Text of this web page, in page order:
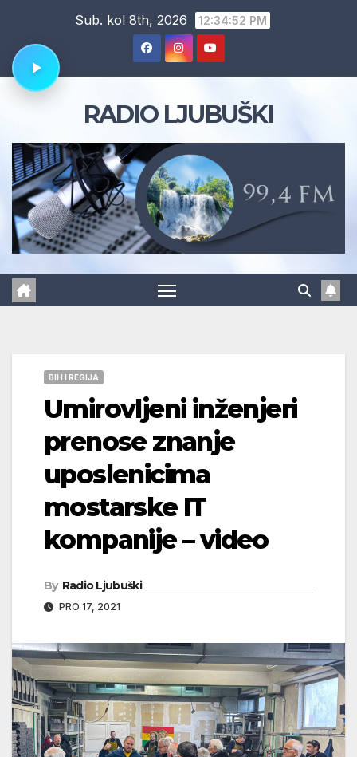
content
Sub. kol 8th, 2026 12:34:53 PM
RADIO LJUBUŠKI
BIH I REGIJA
Umirovljeni inženjeri
prenose znanje
uposlenicima
mostarske IT
kompanije – video
By Radio Ljubuški
PRO 17, 2021